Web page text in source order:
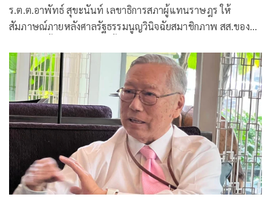
ร.ต.ต.อาพัทธ์ สุขะนันท์ เลขาธิการสภาผู้แทนราษฎร ให้
สัมภาษณ์ภายหลังศาลรัฐธรรมนูญวินิจฉัยสมาชิกภาพ สส.ของ
(6) ประกอบมาตรา 98 (3) เนื่องจากบริษัท ไอทีวี จำกัด (มหาชน)
ไม่ได้ประกอบกิจการหรือมีรายได้จากกิจการหนังสือพิมพ์